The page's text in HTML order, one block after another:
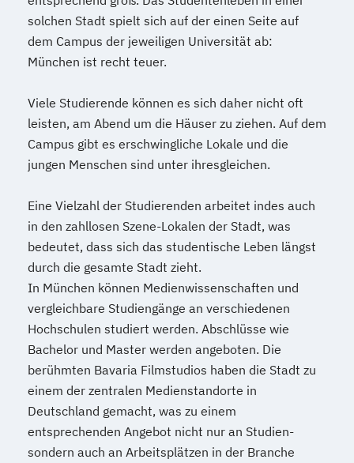
solchen Stadt spielt sich auf der einen Seite auf
dem Campus der jeweiligen Universität ab:
München ist recht teuer.
Viele Studierende können es sich daher nicht oft
leisten, am Abend um die Häuser zu ziehen. Auf dem
Campus gibt es erschwingliche Lokale und die
jungen Menschen sind unter ihresgleichen.
Eine Vielzahl der Studierenden arbeitet indes auch
in den zahllosen Szene-Lokalen der Stadt, was
bedeutet, dass sich das studentische Leben längst
durch die gesamte Stadt zieht.
In München können Medienwissenschaften und
vergleichbare Studiengänge an verschiedenen
Hochschulen studiert werden. Abschlüsse wie
Bachelor und Master werden angeboten. Die
berühmten Bavaria Filmstudios haben die Stadt zu
einem der zentralen Medienstandorte in
Deutschland gemacht, was zu einem
entsprechenden Angebot nicht nur an Studien-
sondern auch an Arbeitsplätzen in der Branche